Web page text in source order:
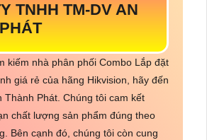
TNHH TM-DV AN
kiếm nhà phân phối Combo Lắp đặt
giá rẻ của hãng Hikvision, hãy đến
Thành Phát. Chúng tôi cam kết
chất lượng sản phẩm đúng theo
Bên cạnh đó, chúng tôi còn cung